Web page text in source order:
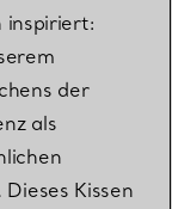
inspiriert:
der
als
Kissen